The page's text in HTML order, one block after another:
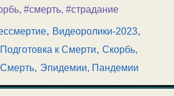
, #смерть, #страдание
, Видеоролики-2023,
Подготовка к Смерти, Скорбь,
Смерть, Эпидемии, Пандемии